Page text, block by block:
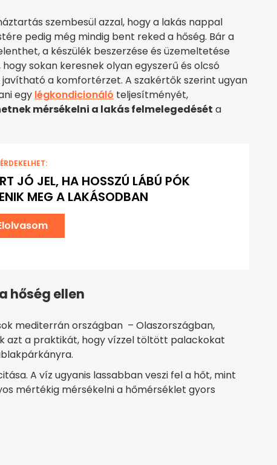
szembesül azzal, hogy a lakás nappal
pedig még mindig bent reked a hőség. Bár a
a készülék beszerzése és üzemeltetése
sokan keresnek olyan egyszerű és olcsó
a komfortérzet. A szakértők szerint ugyan
egy légkondicionáló teljesítményét,
mérsékelni a lakás felmelegedését a
JÓ JEL, HA HOSSZÚ LÁBÚ PÓK
MEG A LAKÁSODBAN
hőség ellen
mediterrán országban – Olaszországban,
azt a praktikát, hogy vízzel töltött palackokat
A víz ugyanis lassabban veszi fel a hőt, mint
mértékig mérsékelni a hőmérséklet gyors